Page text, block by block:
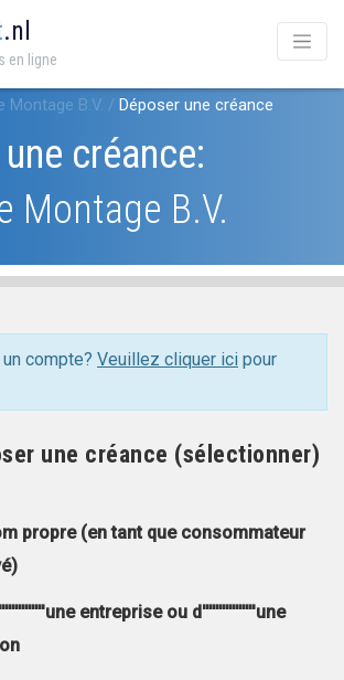
.nl
en ligne
Montage B.V. / Déposer une créance
créance:
Montage B.V.
compte? Veuillez cliquer ici pour
une créance (sélectionner)
propre (en tant que consommateur
entreprise ou d''''''''''''''''une